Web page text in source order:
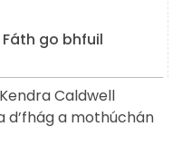
Fáth go bhfuil